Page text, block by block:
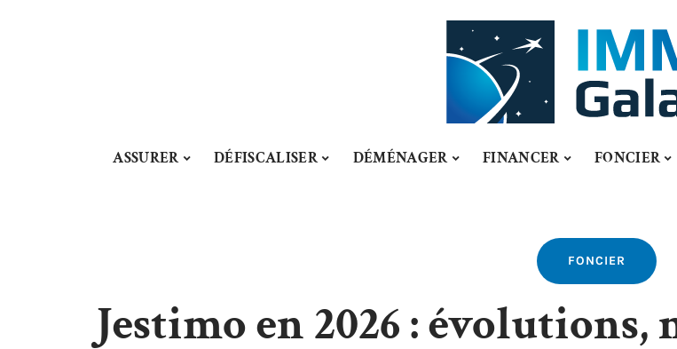
ASSURER DÉFISCALISER DÉMÉNAGER FINANCER FONCIER
FONCIER
Jestimo en 2026 :